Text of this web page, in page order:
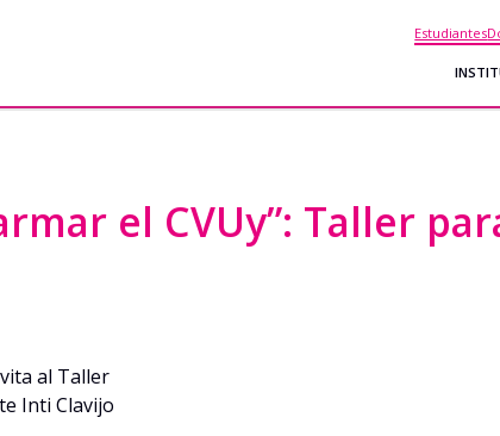
Estudiantes
el CVUy”: Taller
al Taller
Inti Clavijo